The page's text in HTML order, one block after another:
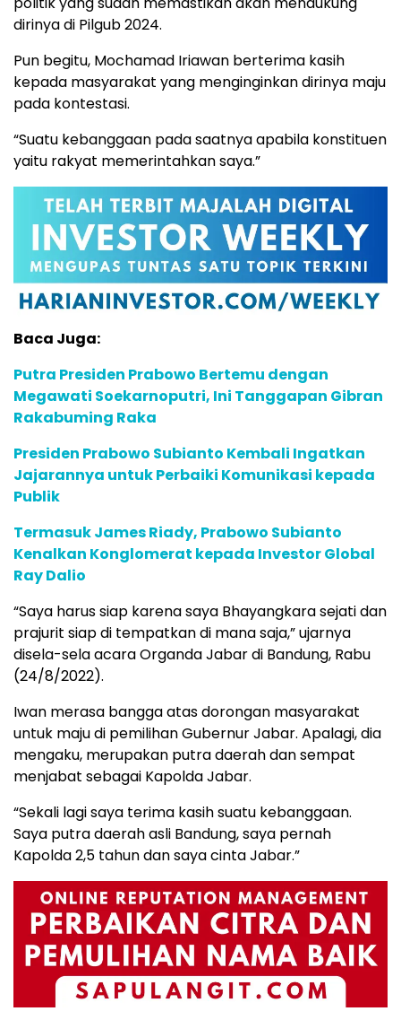
dirinya di Pilgub 2024.
Pun begitu, Mochamad Iriawan berterima kasih
kepada masyarakat yang menginginkan dirinya maju
pada kontestasi.
“Suatu kebanggaan pada saatnya apabila konstituen
yaitu rakyat memerintahkan saya.”
Baca Juga:
Putra Presiden Prabowo Bertemu dengan
Megawati Soekarnoputri, Ini Tanggapan Gibran
Rakabuming Raka
Presiden Prabowo Subianto Kembali Ingatkan
Jajarannya untuk Perbaiki Komunikasi kepada
Publik
Termasuk James Riady, Prabowo Subianto
Kenalkan Konglomerat kepada Investor Global
Ray Dalio
“Saya harus siap karena saya Bhayangkara sejati dan
prajurit siap di tempatkan di mana saja,” ujarnya
disela-sela acara Organda Jabar di Bandung, Rabu
(24/8/2022).
Iwan merasa bangga atas dorongan masyarakat
untuk maju di pemilihan Gubernur Jabar. Apalagi, dia
mengaku, merupakan putra daerah dan sempat
menjabat sebagai Kapolda Jabar.
“Sekali lagi saya terima kasih suatu kebanggaan.
Saya putra daerah asli Bandung, saya pernah
Kapolda 2,5 tahun dan saya cinta Jabar.”